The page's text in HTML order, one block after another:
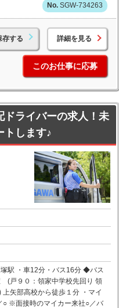
SGW-734263
存する 詳細を見る
このお仕事に応募
ライバーの求人！未
トします♪
塚駅 ・車12分・バス16分 ◆バス
(戸９０：領家中学校先回り 領
矢部高校から徒歩１分 ・マイ
○ ※面接時のマイカー来社○／バ